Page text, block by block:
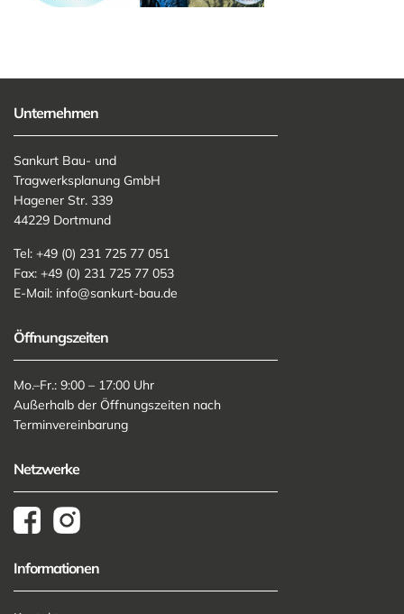
Unternehmen
Sankurt Bau- und
Tragwerksplanung GmbH
Hagener Str. 339
44229 Dortmund
Tel: +49 (0) 231 725 77 051
Fax: +49 (0) 231 725 77 053
E-Mail: info@sankurt-bau.de
Öffnungszeiten
Mo.–Fr.: 9:00 – 17:00 Uhr
Außerhalb der Öffnungszeiten nach
Terminvereinbarung
Netzwerke
Informationen